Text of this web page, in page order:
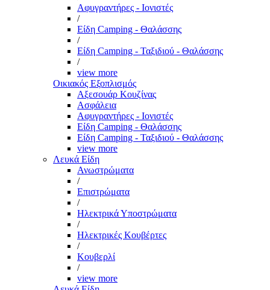
Αφυγραντήρες - Ιονιστές
/
Είδη Camping - Θαλάσσης
/
Είδη Camping - Ταξιδιού - Θαλάσσης
/
view more
Οικιακός Εξοπλισμός
Αξεσουάρ Κουζίνας
Ασφάλεια
Αφυγραντήρες - Ιονιστές
Είδη Camping - Θαλάσσης
Είδη Camping - Ταξιδιού - Θαλάσσης
view more
Λευκά Είδη
Ανωστρώματα
/
Επιστρώματα
/
Ηλεκτρικά Υποστρώματα
/
Ηλεκτρικές Κουβέρτες
/
Κουβερλί
/
view more